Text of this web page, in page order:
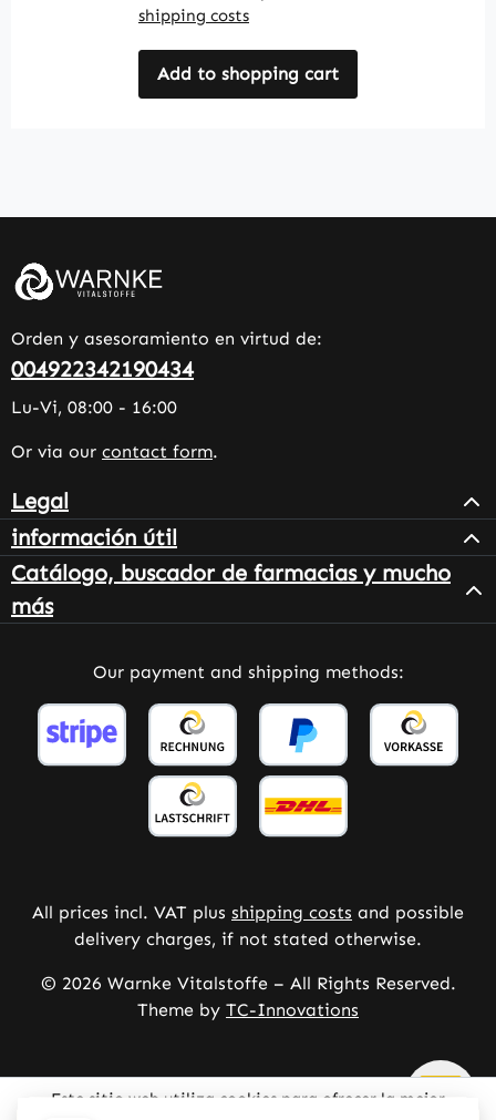
shipping costs
Add to shopping cart
Orden y asesoramiento en virtud de:
004922342190434
Lu-Vi, 08:00 - 16:00
Or via our contact form.
Legal
información útil
Catálogo, buscador de farmacias y mucho
más
Our payment and shipping methods:
All prices incl. VAT plus shipping costs and possible
delivery charges, if not stated otherwise.
© 2026 Warnke Vitalstoffe – All Rights Reserved.
Theme by TC-Innovations
Este sitio web utiliza cookies para ofrecer la mejor